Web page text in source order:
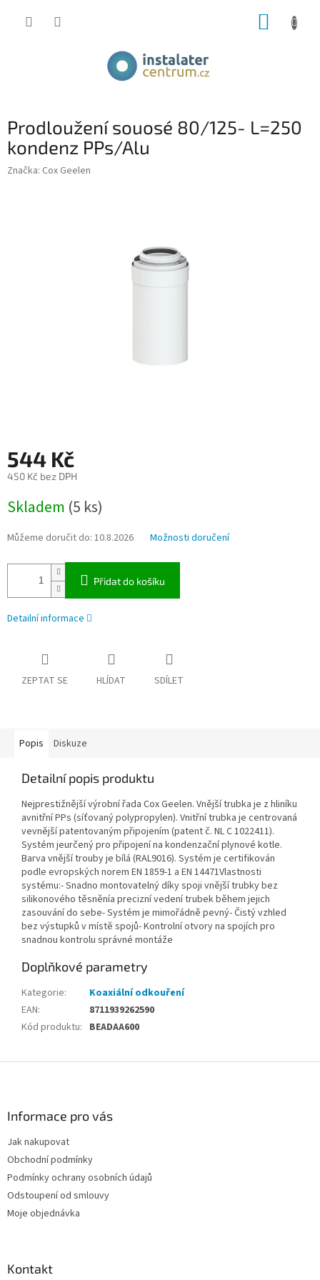
Prodloužení souosé 80/125- L=250
kondenz PPs/Alu
Značka: Cox Geelen
544 Kč
450 Kč bez DPH
cena:
Skladem (5 ks)
Můžeme doručit do: 10.8.2026 Možnosti doručení
Přidat do košíku
Detailní informace
ZEPTAT SE HLÍDAT SDÍLET
Popis Diskuze
Detailní popis produktu
Nejprestižnější výrobní řada Cox Geelen. Vnější trubka je z hliníku
avnitřní PPs (síťovaný polypropylen). Vnitřní trubka je centrovaná
vevnější patentovaným připojením (patent č. NL C 1022411).
Systém jeurčený pro připojení na kondenzační plynové kotle.
Barva vnější trouby je bílá (RAL9016). Systém je certifikován
podle evropských norem EN 1859-1 a EN 14471Vlastnosti
systému:- Snadno montovatelný díky spoji vnější trubky bez
silikonového těsněnía precizní vedení trubek během jejich
zasouvání do sebe- Systém je mimořádně pevný- Čistý vzhled
bez výstupků v místě spojů- Kontrolní otvory na spojích pro
snadnou kontrolu správné montáže
Doplňkové parametry
Kategorie:
Koaxiální odkouření
EAN:
8711939262590
Kód produktu: BEADAA600
Informace pro vás
Jak nakupovat
Obchodní podmínky
Podmínky ochrany osobních údajů
Odstoupení od smlouvy
Moje objednávka
Kontakt